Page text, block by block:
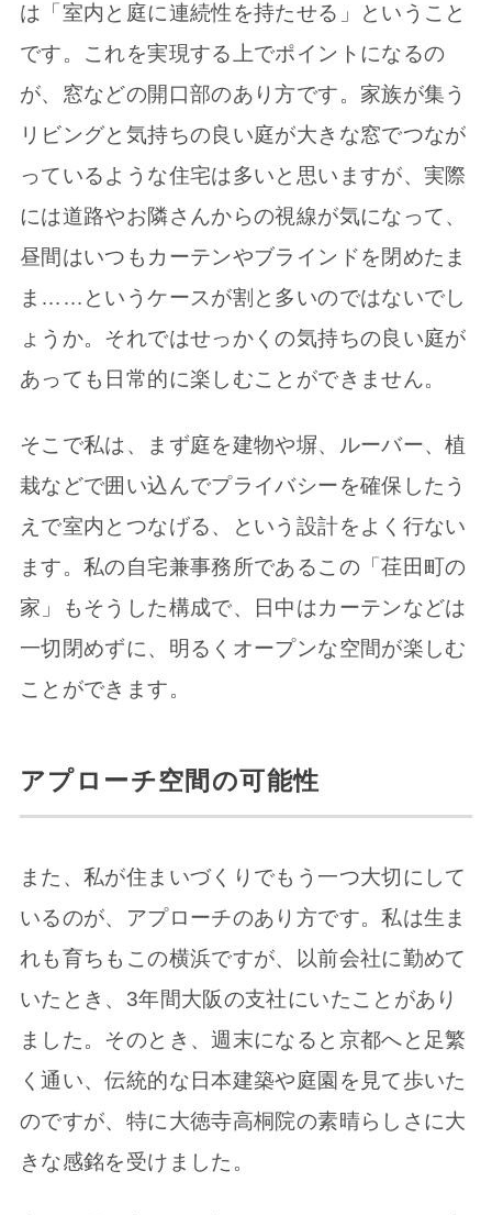
は「室内と庭に連続性を持たせる」ということ
です。これを実現する上でポイントになるの
が、窓などの開口部のあり方です。家族が集う
リビングと気持ちの良い庭が大きな窓でつなが
っているような住宅は多いと思いますが、実際
には道路やお隣さんからの視線が気になって、
昼間はいつもカーテンやブラインドを閉めたま
ま……というケースが割と多いのではないでし
ょうか。それではせっかくの気持ちの良い庭が
あっても日常的に楽しむことができません。
そこで私は、まず庭を建物や塀、ルーバー、植
栽などで囲い込んでプライバシーを確保したう
えで室内とつなげる、という設計をよく行ない
ます。私の自宅兼事務所であるこの「荏田町の
家」もそうした構成で、日中はカーテンなどは
一切閉めずに、明るくオープンな空間が楽しむ
ことができます。
アプローチ空間の可能性
また、私が住まいづくりでもう一つ大切にして
いるのが、アプローチのあり方です。私は生ま
れも育ちもこの横浜ですが、以前会社に勤めて
いたとき、3年間大阪の支社にいたことがあり
ました。そのとき、週末になると京都へと足繁
く通い、伝統的な日本建築や庭園を見て歩いた
のですが、特に大徳寺高桐院の素晴らしさに大
きな感銘を受けました。